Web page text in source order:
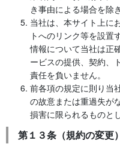
き事由による場合を除
当社は、本サイト上に
トへのリンク等を設置
情報について当社は正
ービスの提供、契約、
責任を負いません。
前各項の規定に則り当
の故意または重過失が
損害に限られるものと
第１３条（規約の変更）